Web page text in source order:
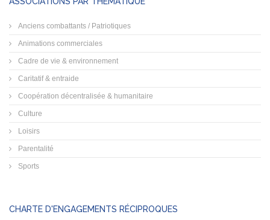
Anciens combattants / Patriotiques
Animations commerciales
Cadre de vie & environnement
Caritatif & entraide
Coopération décentralisée & humanitaire
Culture
Loisirs
Parentalité
Sports
CHARTE D'ENGAGEMENTS RÉCIPROQUES